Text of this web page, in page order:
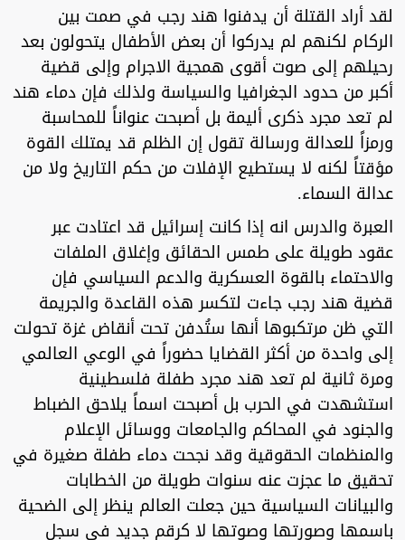
لقد أراد القتلة أن يدفنوا هند رجب في صمت بين
الركام لكنهم لم يدركوا أن بعض الأطفال يتحولون بعد
رحيلهم إلى صوت أقوى همجية الاجرام وإلى قضية
أكبر من حدود الجغرافيا والسياسة ولذلك فإن دماء هند
لم تعد مجرد ذكرى أليمة بل أصبحت عنواناً للمحاسبة
ورمزاً للعدالة ورسالة تقول إن الظلم قد يمتلك القوة
مؤقتاً لكنه لا يستطيع الإفلات من حكم التاريخ ولا من
عدالة السماء.
العبرة والدرس انه إذا كانت إسرائيل قد اعتادت عبر
عقود طويلة على طمس الحقائق وإغلاق الملفات
والاحتماء بالقوة العسكرية والدعم السياسي فإن
قضية هند رجب جاءت لتكسر هذه القاعدة والجريمة
التي ظن مرتكبوها أنها ستُدفن تحت أنقاض غزة تحولت
إلى واحدة من أكثر القضايا حضوراً في الوعي العالمي
ومرة ثانية لم تعد هند مجرد طفلة فلسطينية
استشهدت في الحرب بل أصبحت اسماً يلاحق الضباط
والجنود في المحاكم والجامعات ووسائل الإعلام
والمنظمات الحقوقية وقد نجحت دماء طفلة صغيرة في
تحقيق ما عجزت عنه سنوات طويلة من الخطابات
والبيانات السياسية حين جعلت العالم ينظر إلى الضحية
باسمها وصورتها وصوتها لا كرقم جديد في سجل